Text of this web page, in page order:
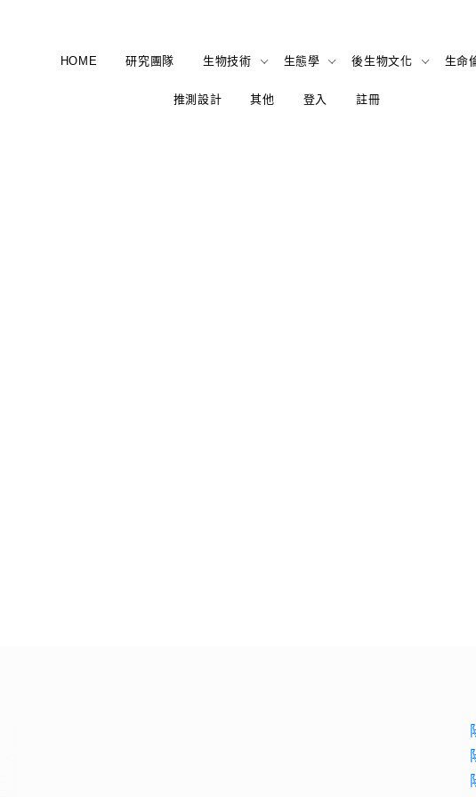
HOME 研究團隊 生物技術 生態學 後生物文化 生命
推測設計 其他 登入 註冊